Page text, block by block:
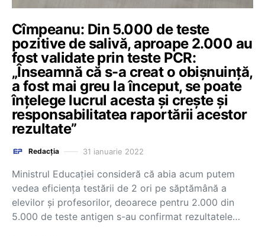
Cîmpeanu: Din 5.000 de teste
pozitive de salivă, aproape 2.000 au
fost validate prin teste PCR:
„Înseamnă că s-a creat o obișnuință,
a fost mai greu la început, se poate
înțelege lucrul acesta și crește și
responsabilitatea raportării acestor
rezultate”
Redacția 31 ianuarie 2022
Ministrul Educației consideră că abia acum putem
vedea eficiența testării de 2 ori pe săptămână a
elevilor și profesorilor, deoarece pentru 2.000 din
5.000 de teste antigen s-au confirmat rezultatele…